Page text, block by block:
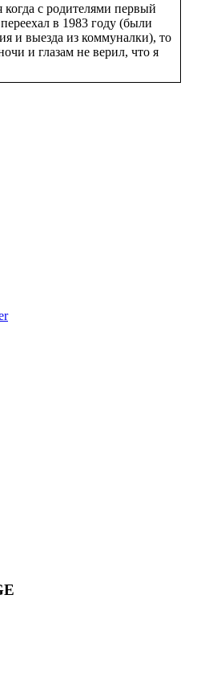
с родителями первый
в 1983 году (были
и выезда из коммуналки), то
и глазам не верил, что я